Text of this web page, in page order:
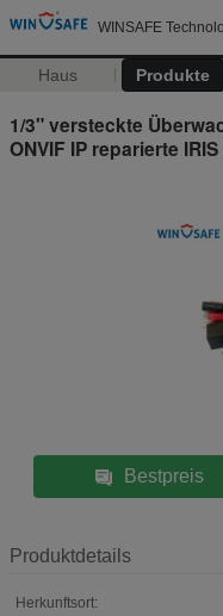
WINSAFE
Haus Produkte
1/3" versteckte
ONVIF IP reparierte
Bestpreis
Produktdetails
Herkunftsort: